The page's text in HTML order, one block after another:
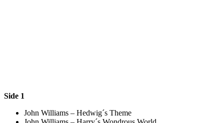
Side 1
John Williams – Hedwig´s Theme